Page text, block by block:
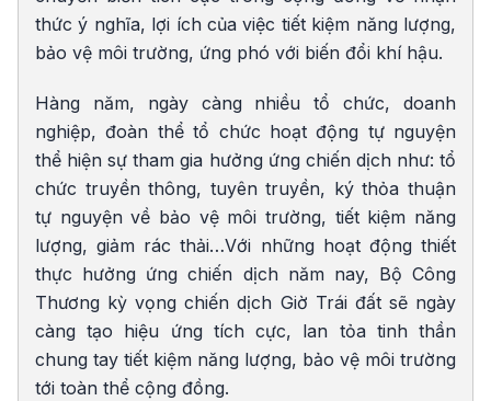
thức ý nghĩa, lợi ích của việc tiết kiệm năng lượng,
bảo vệ môi trường, ứng phó với biến đổi khí hậu.
Hàng năm, ngày càng nhiều tổ chức, doanh
nghiệp, đoàn thể tổ chức hoạt động tự nguyện
thể hiện sự tham gia hưởng ứng chiến dịch như: tổ
chức truyền thông, tuyên truyền, ký thỏa thuận
tự nguyện về bảo vệ môi trường, tiết kiệm năng
lượng, giảm rác thải…Với những hoạt động thiết
thực hưởng ứng chiến dịch năm nay, Bộ Công
Thương kỳ vọng chiến dịch Giờ Trái đất sẽ ngày
càng tạo hiệu ứng tích cực, lan tỏa tinh thần
chung tay tiết kiệm năng lượng, bảo vệ môi trường
tới toàn thể cộng đồng.